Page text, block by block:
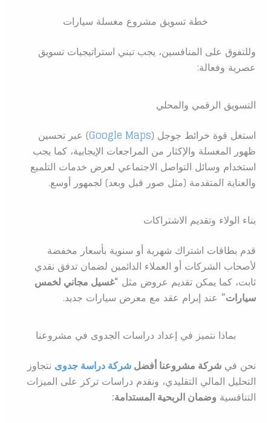
خطة تسويق مشروع مغسلة سيارات
وللتفوق على المنافسين، يجب تبني استراتيجيات تسويق
عصرية وفعالة:
التسويق الرقمي والمحلي
استغل قوة خرائط جوجل (Google Maps) عبر تحسين
ظهور المغسلة والإكثار من المراجعات الإيجابية، كما يجب
استخدام وسائل التواصل الاجتماعي لعرض خدمات التلميع
والعناية المتقدمة (مثل صور قبل وبعد) لجمهور أوسع.
بناء الولاء وتقديم الاشتراكات
قدم بطاقات اشتراك شهرية أو سنوية بأسعار مخفضة
لأصحاب الشركات أو العملاء الدائمين لضمان تدفق نقدي
ثابت، كما يمكن تقديم عروض مثل “غسيل مجاني لخمس
سيارات”عند إبرام عقد مع معرض سيارات جديد.
بماذا نتميز في إعداد دراسات الجدوى في مشروعنا
نحن في شركة مشروعنا أفضلشركة دراسة جدوىنتجاوز
التحليل المالي التقليدي، ونقدم دراسات تركز على الميزات
التنافسية وضمان الربحية المستدامة: